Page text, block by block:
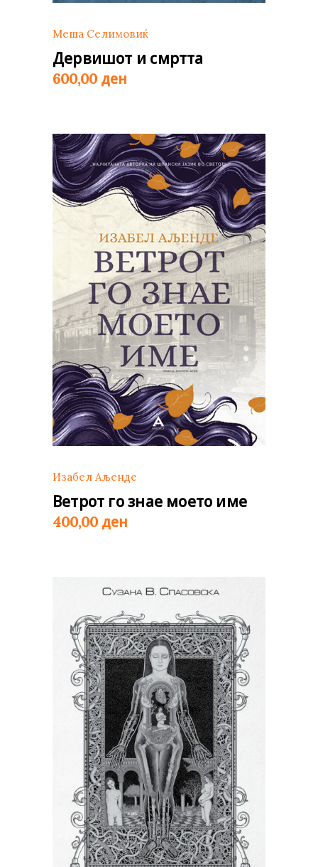
Меша Селимовиќ
Дервишот и смртта
600,00 ден
Изабел Аљенде
Ветрот го знае моето име
400,00 ден